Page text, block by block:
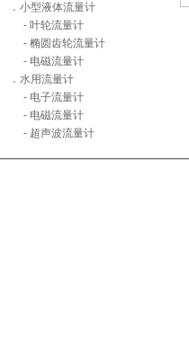
．小型液体流量计
- 叶轮流量计
- 椭圆齿轮流量计
- 电磁流量计
．水用流量计
- 电子流量计
- 电磁流量计
- 超声波流量计